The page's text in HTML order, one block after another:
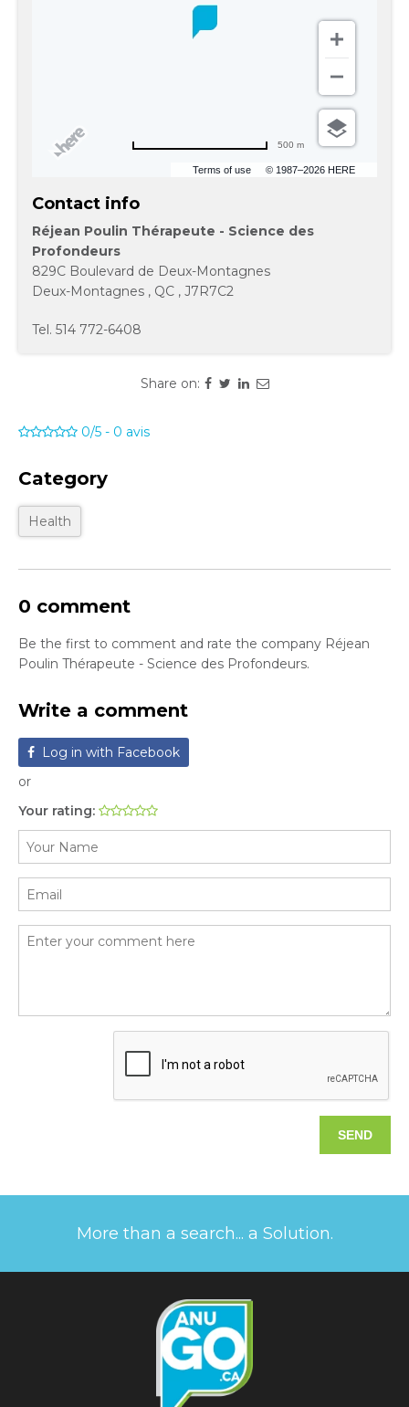
Terms of use © 1987–2026 HERE
500 m
Contact info
Réjean Poulin Thérapeute - Science des
Profondeurs
829C Boulevard de Deux-Montagnes
Deux-Montagnes , QC , J7R7C2
Tel. 514 772-6408
Share on:
0/5 - 0 avis
Category
Health
0 comment
Be the first to comment and rate the company Réjean
Poulin Thérapeute - Science des Profondeurs.
Write a comment
Log in with Facebook
or
Your rating:
More than a search... a Solution.